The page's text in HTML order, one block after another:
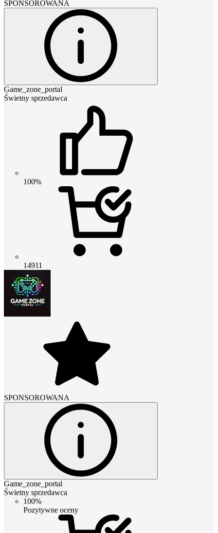
SPONSOROWANA
Game_zone_portal
Świetny sprzedawca
100%
14911
SPONSOROWANA
Game_zone_portal
Świetny sprzedawca
100%
Pozytywne oceny